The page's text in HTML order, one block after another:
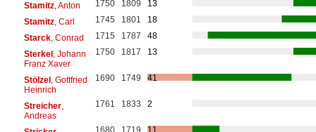
Stamitz, Anton 1750 1809
13
Stamitz, Carl 1745 1801
18
Starck, Conrad 1715 1787
48
Sterkel, Johann
Franz Xaver
1750 1817 13
Stölzel, Gottfried
Heinrich
1690 1749 41
Streicher,
Andreas
1761 1833 2
1680 1719 11